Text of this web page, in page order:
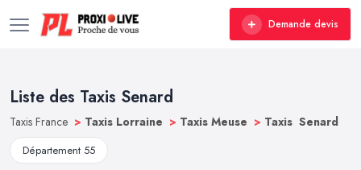
Demande devis
Liste des Taxis Senard
Taxis France > Taxis Lorraine > Taxis Meuse > Taxis Senard
Département 55